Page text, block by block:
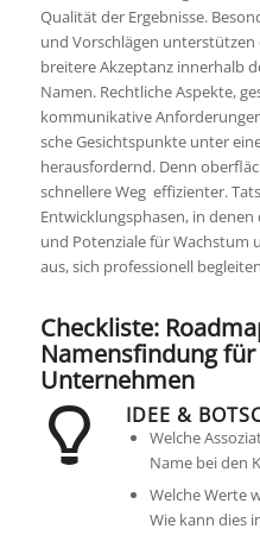
Qualität der Ergebnisse.
und Vorschlägen
breitere Akzeptanz innerhalb
Namen. Rechtliche Aspekte,
kommunikative
sche Gesichtspunkte unter
herausfordernd. Denn
schnellere Weg effizienter.
Entwicklungsphasen, in
und Potenziale für Wachstum
aus, sich professionell
Checkliste:
Namensfindung
Unternehmen
IDEE &
Welche
Name bei den
Welche Werte
Wie kann dies